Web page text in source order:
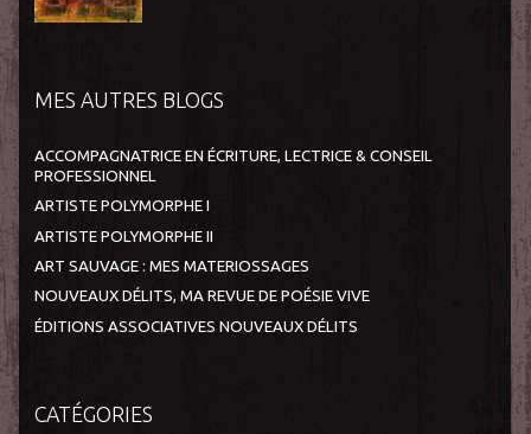
MES AUTRES BLOGS
ACCOMPAGNATRICE EN ÉCRITURE, LECTRICE & CONSEIL
PROFESSIONNEL
ARTISTE POLYMORPHE I
ARTISTE POLYMORPHE II
ART SAUVAGE : MES MATERIOSSAGES
NOUVEAUX DÉLITS, MA REVUE DE POÉSIE VIVE
ÉDITIONS ASSOCIATIVES NOUVEAUX DÉLITS
CATÉGORIES